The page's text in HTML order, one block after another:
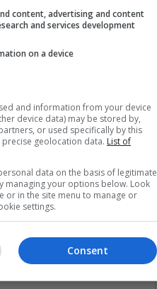
rregull”, Araujo
content, advertising and content
and services development
on a device
and information from your device
device data) may be stored by,
or used specifically by this
geolocation data. List of
data on the basis of legitimate
managing your options below. Look
or in the site menu to manage or
settings.
Consent